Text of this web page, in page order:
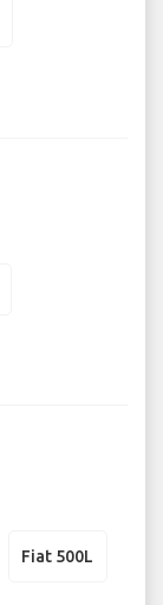
Fiat 500L